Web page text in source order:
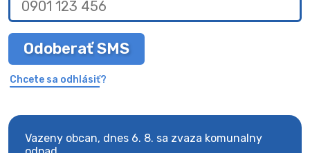
Odoberať SMS
Chcete sa odhlásiť?
Vazeny obcan, dnes 6. 8. sa zvaza komunalny